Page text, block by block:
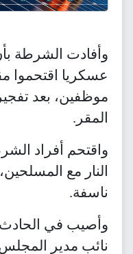
وأفادت الشرطة
عسكريا اقتحموا
موظفين، بعد
المقر.
واقتحم أفراد
النار مع
ناسفة.
نائب مدير